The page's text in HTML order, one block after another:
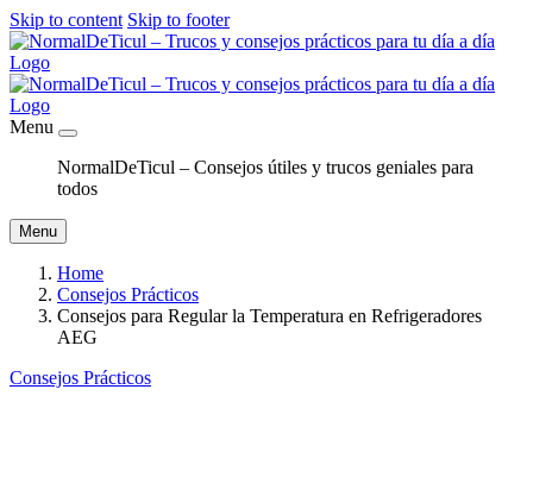
Skip to content Skip to footer
Menu
NormalDeTicul – Consejos útiles y trucos geniales para
todos
Menu
Home
Consejos Prácticos
Consejos para Regular la Temperatura en Refrigeradores
AEG
Consejos Prácticos